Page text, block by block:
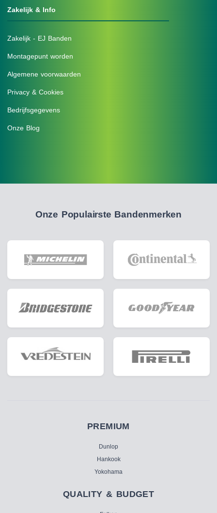
Zakelijk & Info
Zakelijk - EJ Banden
Montagepunt worden
Algemene voorwaarden
Privacy & Cookies
Bedrijfsgegevens
Onze Blog
Onze Populairste Bandenmerken
PREMIUM
Dunlop
Hankook
Yokohama
QUALITY & BUDGET